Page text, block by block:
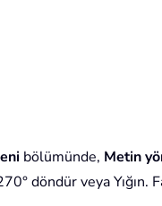
bölümünde, Metin
döndür veya Yığın.